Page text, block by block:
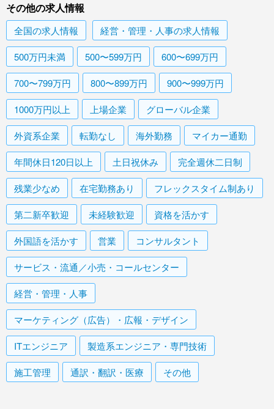
その他の求人情報
全国の求人情報 経営・管理・人事の求人情報
500万円未満 500〜599万円 600〜699万円
700〜799万円 800〜899万円 900〜999万円
1000万円以上 上場企業 グローバル企業
外資系企業 転勤なし 海外勤務 マイカー通勤
年間休日120日以上 土日祝休み 完全週休二日制
残業少なめ 在宅勤務あり フレックスタイム制あり
第二新卒歓迎 未経験歓迎 資格を活かす
外国語を活かす 営業 コンサルタント
サービス・流通／小売・コールセンター
経営・管理・人事
マーケティング（広告）・広報・デザイン
ITエンジニア 製造系エンジニア・専門技術
施工管理 通訳・翻訳・医療 その他